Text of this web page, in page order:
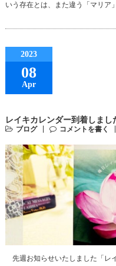
いう存在とは、また違う「マリ
2023
08
Apr
レイキカレンダー到着しまし
ブログ コメントを書く
先週お知らせいたしました「レ